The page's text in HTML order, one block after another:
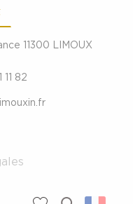
11300 LIMOUX
11 82